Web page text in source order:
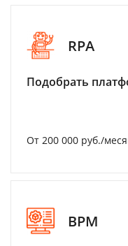
RPA
Подобрать
От 200 000 руб./
BPM